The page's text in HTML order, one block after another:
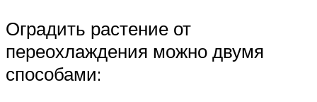
Оградить растение от
переохлаждения можно двумя
способами: